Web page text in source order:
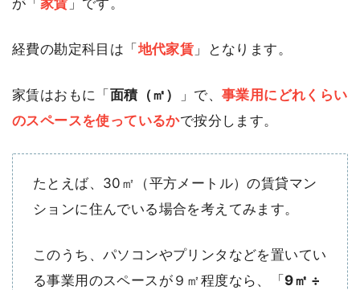
経費の勘定科目は「地代家賃 」となります。
家賃はおもに「面積（㎡） 」で、事業用にどれくらい
のスペースを使っているかで按分します。
たとえば、30㎡（平方メートル）の賃貸マン
ションに住んでいる場合を考えてみます。
このうち、パソコンやプリンタなどを置いてい
る事業用のスペースが９㎡程度なら、「9㎡ ÷